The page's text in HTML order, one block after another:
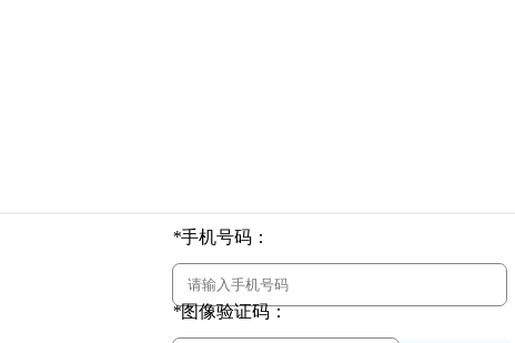
*手机号码：
*图像验证码：